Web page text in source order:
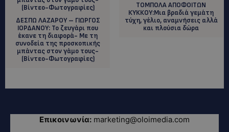
ΔΕΣΠΩ ΛΑΖΑΡΟΥ – ΓΙΩΡΓΟΣ
ΙΟΡΔΑΝΟΥ: Το ζευγάρι που
έκανε τη διαφορά- Με τη
συνοδεία της προσκοπικής
μπάντας στον γάμο τους-
(Βίντεο-Φωτογραφίες)
ΤΟΜΠΟΛΑ ΑΠΟΦΟΙΤΩΝ
ΚΥΚΚΟΥ:Μια βραδιά γεμάτη
τύχη, γέλιο, αναμνήσεις αλλά
και πλούσια δώρα
Επικοινωνία: marketing@oloimedia.com